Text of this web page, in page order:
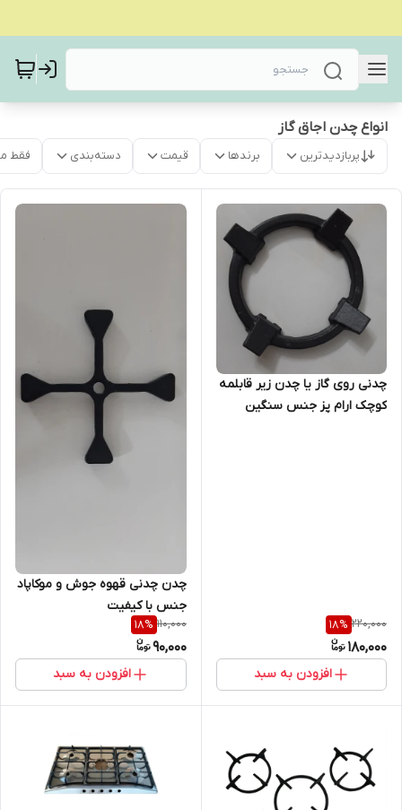
انواع چدن اجاق گاز
پربازدیدترین برندها قیمت دسته‌بندی فقط
چدنی روی گاز یا چدن زیر قابلمه
کوچک ارام پز جنس سنگین
220,000
18%
180,000
افزودن به سبد
چدن چدنی قهوه جوش و موکاپاد
جنس با کیفیت
110,000
18%
90,000
افزودن به سبد